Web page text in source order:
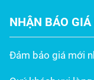
NHẬN BÁO
Đảm bảo giá mới